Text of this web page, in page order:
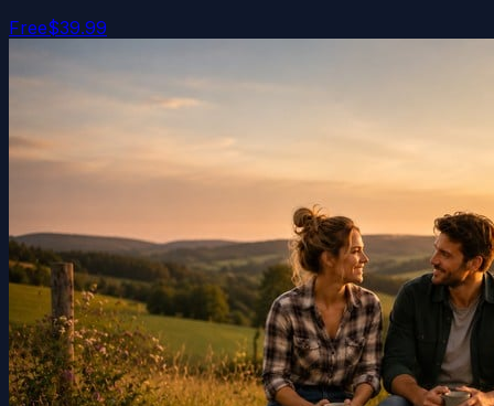
Free$39.99